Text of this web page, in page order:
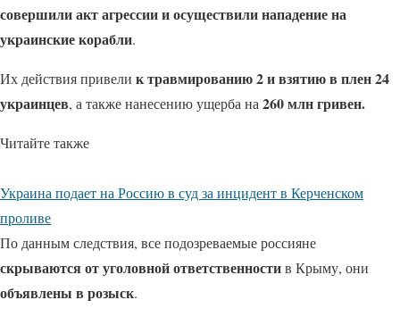
совершили акт агрессии и осуществили нападение на
украинские корабли.
Их действия привели к травмированию 2 и взятию в плен 24
украинцев, а также нанесению ущерба на260 млн гривен.
Читайте также
Украина подает на Россию в суд за инцидент в Керченском
проливе
По данным следствия, все подозреваемые россияне
скрываются от уголовной ответственностив Крыму, они
объявлены в розыск.